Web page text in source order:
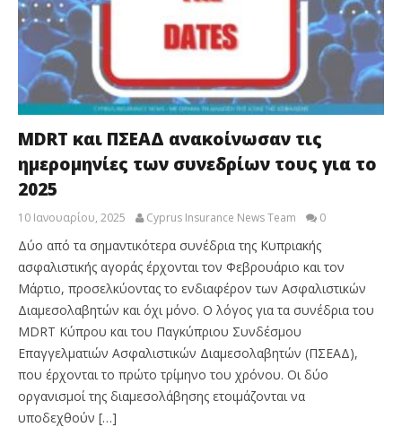
MDRT και ΠΣΕΑΔ ανακοίνωσαν τις
ημερομηνίες των συνεδρίων τους για το
2025
10 Ιανουαρίου, 2025 Cyprus Insurance News Team 0
Δύο από τα σημαντικότερα συνέδρια της Κυπριακής
ασφαλιστικής αγοράς έρχονται τον Φεβρουάριο και τον
Μάρτιο, προσελκύοντας το ενδιαφέρον των Ασφαλιστικών
Διαμεσολαβητών και όχι μόνο. Ο λόγος για τα συνέδρια του
MDRT Κύπρου και του Παγκύπριου Συνδέσμου
Επαγγελματιών Ασφαλιστικών Διαμεσολαβητών (ΠΣΕΑΔ),
που έρχονται το πρώτο τρίμηνο του χρόνου. Οι δύο
οργανισμοί της διαμεσολάβησης ετοιμάζονται να
υποδεχθούν […]